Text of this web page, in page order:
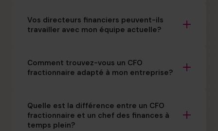
Vos directeurs financiers peuvent-ils
travailler avec mon équipe actuelle?
Comment trouvez-vous un CFO
fractionnaire adapté à mon entreprise?
Quelle est la différence entre un CFO
fractionnaire et un chef des finances à
temps plein?